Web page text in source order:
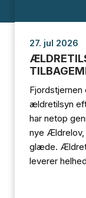
27. jul 2026
ældretilsyn
har netop
nye Ældrelov,
glæde.
leverer